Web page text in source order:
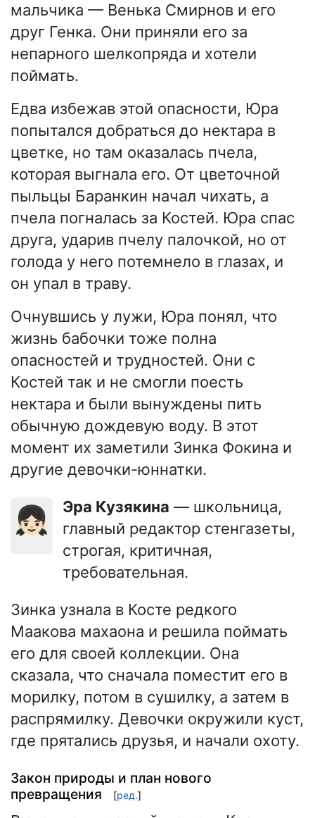
мальчика — Венька Смирнов и его
друг Генка. Они приняли его за
непарного шелкопряда и хотели
поймать.
Едва избежав этой опасности, Юра
попытался добраться до нектара в
цветке, но там оказалась пчела,
которая выгнала его. От цветочной
пыльцы Баранкин начал чихать, а
пчела погналась за Костей. Юра спас
друга, ударив пчелу палочкой, но от
голода у него потемнело в глазах, и
он упал в траву.
Очнувшись у лужи, Юра понял, что
жизнь бабочки тоже полна
опасностей и трудностей. Они с
Костей так и не смогли поесть
нектара и были вынуждены пить
обычную дождевую воду. В этот
момент их заметили Зинка Фокина и
другие девочки-юннатки.
👧🏻 Эра Кузякина — школьница,
главный редактор стенгазеты,
строгая, критичная,
требовательная.
Зинка узнала в Косте редкого
Маакова махаона и решила поймать
его для своей коллекции. Она
сказала, что сначала поместит его в
морилку, потом в сушилку, а затем в
распрямилку. Девочки окружили куст,
где прятались друзья, и начали охоту.
Закон природы и план нового
превращения
[ред.]